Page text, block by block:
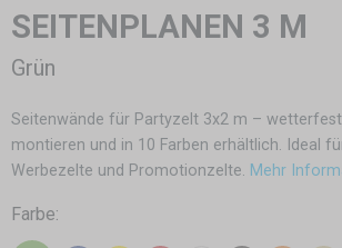
SEITENPLANEN 3 M
Grün
Seitenwände für Partyzelt 3x2 m –
montieren und in 10 Farben erhältlich. Ideal
Werbezelte und Promotionzelte. Mehr
Farbe: